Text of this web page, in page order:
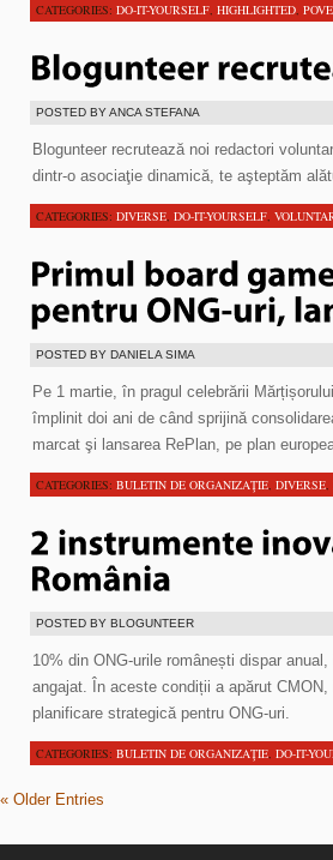
CATEGORIES: DO-IT-YOURSELF, HIGHLIGHTED,
POSTED BY ANCA STEFANA
Blogunteer recrutează noi redactori
dintr-o asociaţie dinamică, te aşteptăm
CATEGORIES: DIVERSE, DO-IT-YOURSELF,
POSTED BY DANIELA SIMA
Pe 1 martie, în pragul celebrării
împlinit doi ani de când sprijină
marcat şi lansarea RePlan, pe plan
CATEGORIES: BULETIN DE ORGANIZAŢIE, DIVERSE,
POSTED BY BLOGUNTEER
10% din ONG-urile românești dispar
angajat. În aceste condiții a apărut
planificare strategică pentru ONG-uri.
CATEGORIES: BULETIN DE ORGANIZAŢIE, DO-IT-
« Older Entries